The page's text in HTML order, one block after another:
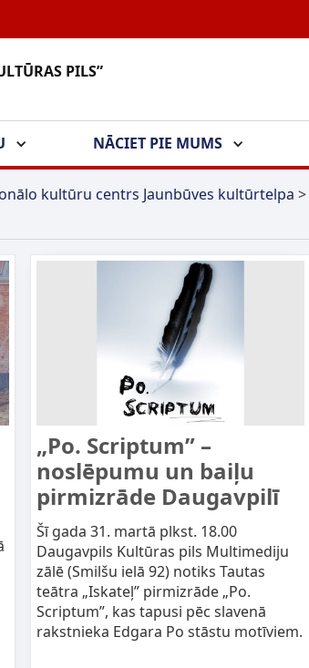
PILS”
NĀCIET PIE MUMS
kultūru centrs Jaunbūves kultūrtelpa >
„Po. Scriptum” –
noslēpumu un baiļu
pirmizrāde Daugavpilī
Šī gada 31. martā plkst. 18.00
Daugavpils Kultūras pils Multimediju
zālē (Smilšu ielā 92) notiks Tautas
teātra „Iskateļ” pirmizrāde „Po.
Scriptum”, kas tapusi pēc slavenā
rakstnieka Edgara Po stāstu motīviem.